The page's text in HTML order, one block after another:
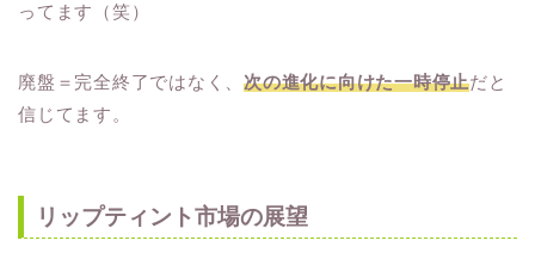
ってます（笑）
廃盤＝完全終了ではなく、次の進化に向けた一時停止だと
信じてます。
リップティント市場の展望